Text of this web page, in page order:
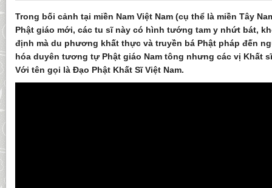
Trong bối cảnh tại miền Nam Việt Nam (cụ thể là miền Tây
Phật giáo mới, các tu sĩ này có hình tướng tam y nhứt bát,
định mà du phương khất thực và truyền bá Phật pháp đến
hóa duyên tương tự Phật giáo Nam tông nhưng các vị Khất
Với tên gọi là Đạo Phật Khất Sĩ Việt Nam.